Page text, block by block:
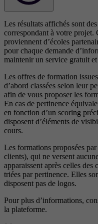
Les résultats affichés sont
correspondant à votre projet.
proviennent d’écoles
pour chaque demande
maintenir un service gratuit
Les offres de formation
d’abord classées selon leur
afin de vous proposer les
En cas de pertinence
en fonction d’un scoring
disposent d’éléments de
cours.
Les formations proposées
clients), qui ne versent
apparaissent après celles des
triées par pertinence. Elles
disposent pas de logos.
Pour plus d’informations,
la plateforme.